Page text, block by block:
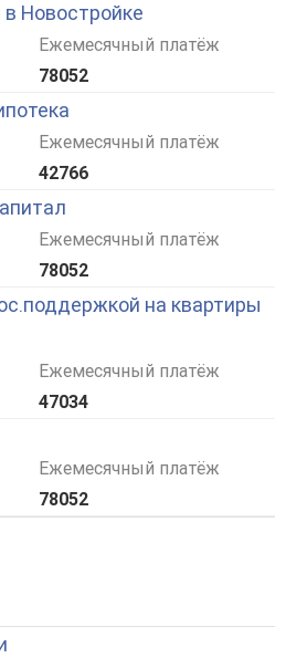
Новостройке
Ежемесячный платёж
78052
Ежемесячный платёж
42766
Ежемесячный платёж
78052
на квартиры
Ежемесячный платёж
47034
Ежемесячный платёж
78052